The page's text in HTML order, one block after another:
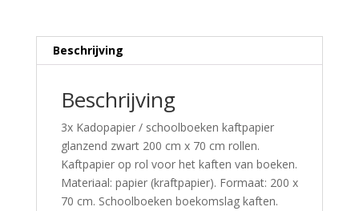
Beschrijving
Beschrijving
3x Kadopapier / schoolboeken kaftpapier
glanzend zwart 200 cm x 70 cm rollen.
Kaftpapier op rol voor het kaften van boeken.
Materiaal: papier (kraftpapier). Formaat: 200 x
70 cm. Schoolboeken boekomslag kaften.